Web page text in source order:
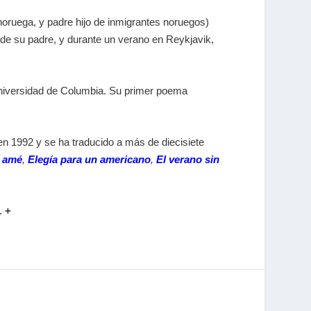
y padre hijo de inmigrantes noruegos)
su padre, y durante un verano en Reykjavik,
de Columbia. Su primer poema
1992 y se ha traducido a más de diecisiete
, Elegía para un americano, El verano sin
+